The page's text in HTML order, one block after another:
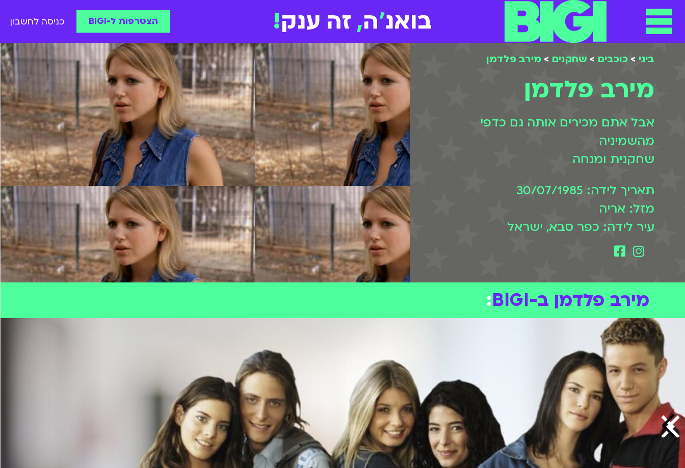
לתוכן
תפריט בואנ'ה, זה ענק! הצטרפות ל-BIGI כניסה לחשבון
ביגי > כוכבים > שחקנים > מירב פלדמן
מירב פלדמן
אבל אתם מכירים אותה גם כדפי
מהשמיניה
שחקנית ומנחה
תאריך לידה: 30/07/1985
מזל: אריה
עיר לידה: כפר סבא, ישראל
מירב פלדמן ב-BIGI :